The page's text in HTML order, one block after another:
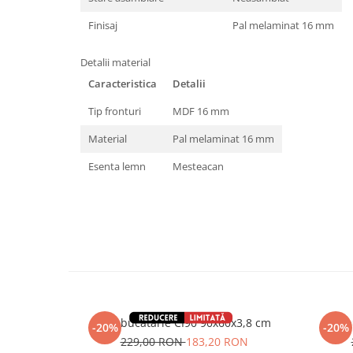
Finisaj
Pal melaminat 16 mm
Detalii material
Caracteristica
Detalii
Tip fronturi
MDF 16 mm
Material
Pal melaminat 16 mm
Esenta lemn
Mesteacan
-20%
Blat bucatarie CI90 90x60x3,8 cm
229,00 RON183,20 RON
-20%
Blat